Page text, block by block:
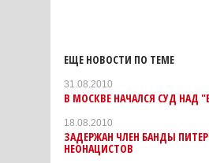
ЕЩЕ НОВОСТИ ПО ТЕМЕ
31.08.2010
В МОСКВЕ НАЧАЛСЯ СУД НАД
18.08.2010
ЗАДЕРЖАН ЧЛЕН БАНДЫ
НЕОНАЦИСТОВ